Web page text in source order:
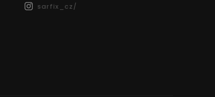
sarfix_cz/